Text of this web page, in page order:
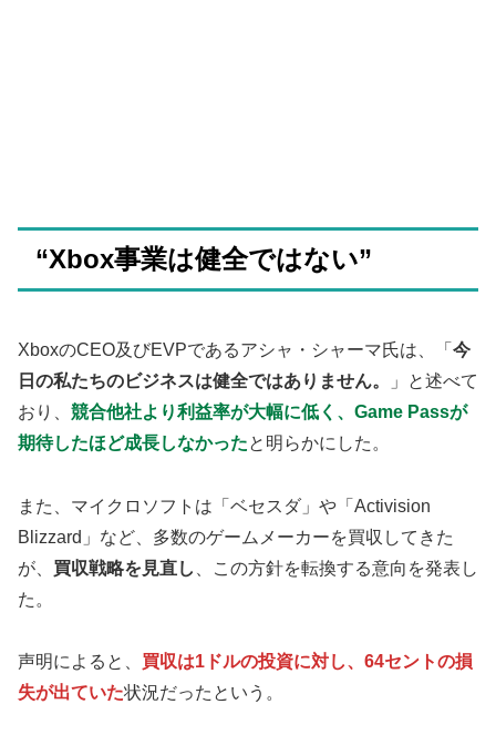
“Xbox事業は健全ではない”
XboxのCEO及びEVPであるアシャ・シャーマ氏は、「 今
日の私たちのビジネスは健全ではありません。
」と述べて
おり、 競合他社より利益率が大幅に低く、Game Passが
期待したほど成長しなかったと明らかにした。
また、マイクロソフトは「ベセスダ」や「Activision
Blizzard」など、多数のゲームメーカーを買収してきた
が、 買収戦略を見直し
、この方針を転換する意向を発表し
た。
声明によると、 買収は1ドルの投資に対し、64セントの損
失が出ていた状況だったという。